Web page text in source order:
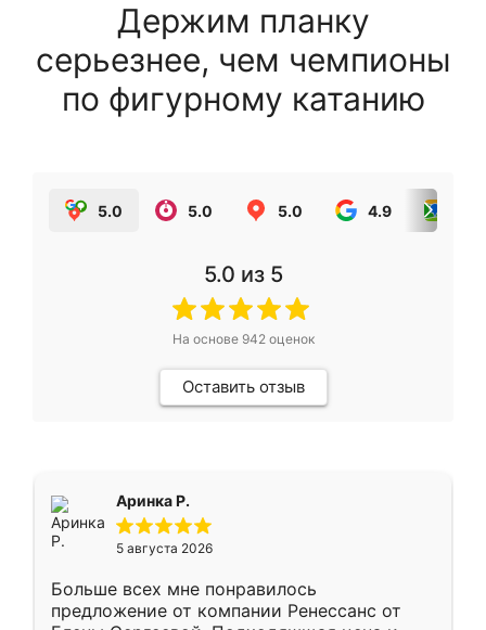
Держим планку
серьезнее, чем чемпионы
по фигурному катанию
5.0 5.0 5.0 4.9
5.0 из 5
На основе 942оценок
Оставить отзыв
Аринка Р.
5 августа 2026
Больше всех мне понравилось
предложение от компании Ренессанс от